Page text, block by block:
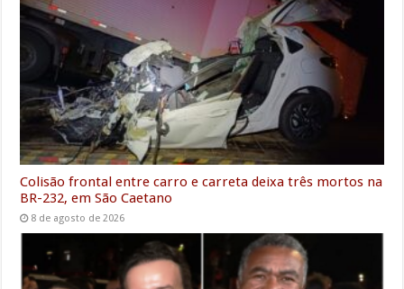
o
r
p
n
a
m
g
e
Colisão frontal entre carro e carreta deixa três mortos na
BR-232, em São Caetano
8 de agosto de 2026